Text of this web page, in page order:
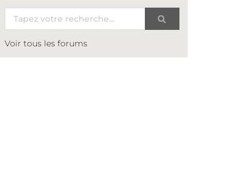
Voir tous les forums